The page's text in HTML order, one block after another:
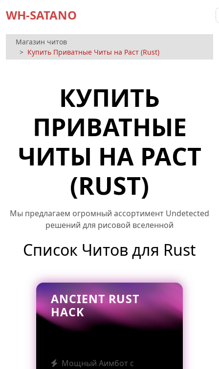
WH-SATANO
Магазин читов
Купить Приватные Читы на Раст (Rust)
КУПИТЬ
ПРИВАТНЫЕ
ЧИТЫ НА РАСТ
(RUST)
Мы предлагаем огромный ассортимент Undetected
решений для рисовой вселенной
Список Читов для Rust
ANCIENT RUST
HACK
Мощный Аимбот с